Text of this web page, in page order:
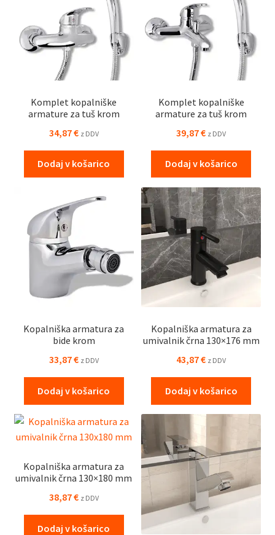
Komplet kopalniške
armature za tuš krom
34,87€ z DDV
Dodaj v košarico
Komplet kopalniške
armature za tuš krom
39,87€ z DDV
Dodaj v košarico
Kopalniška armatura za
bide krom
33,87€ z DDV
Dodaj v košarico
Kopalniška armatura za
umivalnik črna 130×176 mm
43,87€ z DDV
Dodaj v košarico
Kopalniška armatura za
umivalnik črna 130×180 mm
38,87€ z DDV
Dodaj v košarico